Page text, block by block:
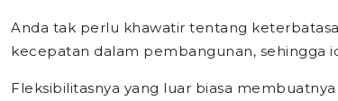
Anda tak perlu khawatir tentang
kecepatan dalam pembangunan, sehingga
Fleksibilitasnya yang luar biasa